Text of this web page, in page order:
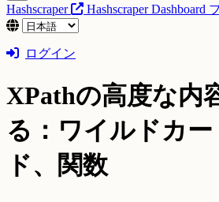
Hashscraper Hashscraper Dashboard
ログイン
XPathの高度な内
る：ワイルドカ
ド、関数